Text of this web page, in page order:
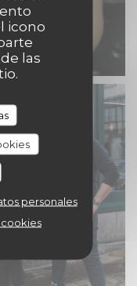
icono
las
personales